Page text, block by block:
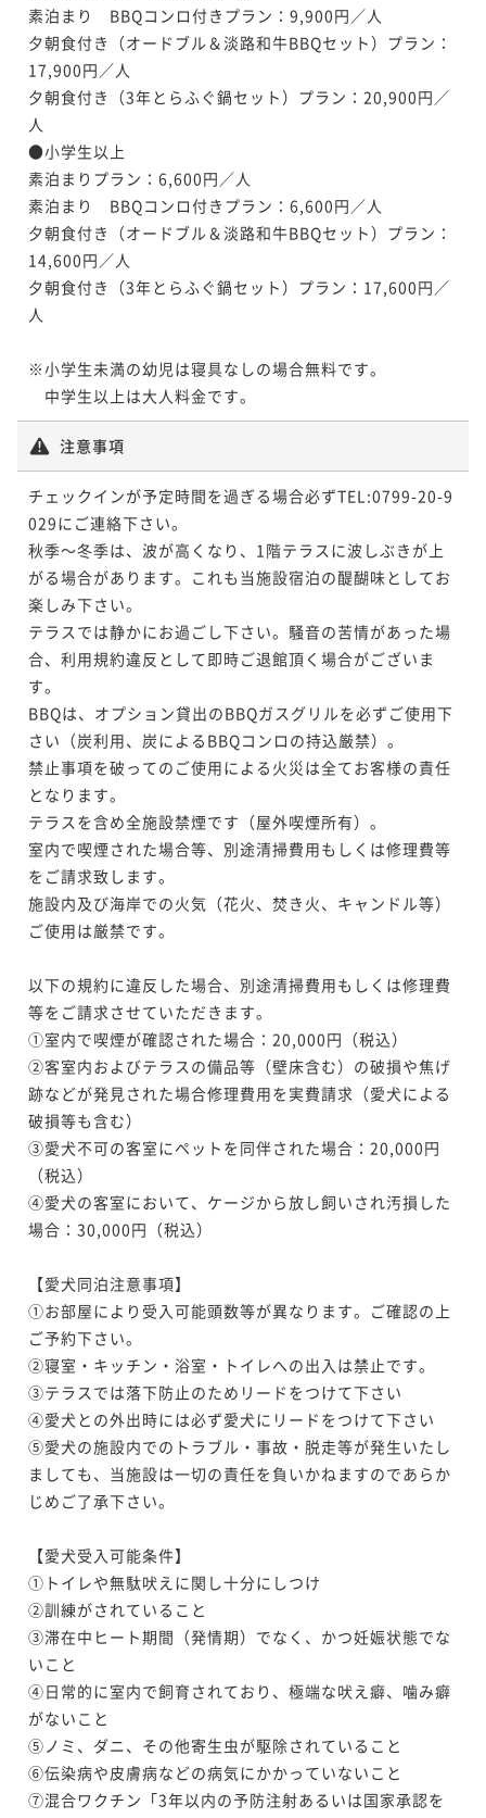
素泊まり　BBQコンロ付きプラン：9,900円／人
夕朝食付き（オードブル＆淡路和牛BBQセット）プラン：
17,900円／人
夕朝食付き（3年とらふぐ鍋セット）プラン：20,900円／
人
●小学生以上
素泊まりプラン：6,600円／人
素泊まり　BBQコンロ付きプラン：6,600円／人
夕朝食付き（オードブル＆淡路和牛BBQセット）プラン：
14,600円／人
夕朝食付き（3年とらふぐ鍋セット）プラン：17,600円／
人
※小学生未満の幼児は寝具なしの場合無料です。
中学生以上は大人料金です。
注意事項
チェックインが予定時間を過ぎる場合必ずTEL:0799-20-9
029にご連絡下さい。
秋季～冬季は、波が高くなり、1階テラスに波しぶきが上
がる場合があります。これも当施設宿泊の醍醐味としてお
楽しみ下さい。
テラスでは静かにお過ごし下さい。騒音の苦情があった場
合、利用規約違反として即時ご退館頂く場合がございま
す。
BBQは、オプション貸出のBBQガスグリルを必ずご使用下
さい（炭利用、炭によるBBQコンロの持込厳禁）。
禁止事項を破ってのご使用による火災は全てお客様の責任
となります。
テラスを含め全施設禁煙です（屋外喫煙所有）。
室内で喫煙された場合等、別途清掃費用もしくは修理費等
をご請求致します。
施設内及び海岸での火気（花火、焚き火、キャンドル等）
ご使用は厳禁です。
以下の規約に違反した場合、別途清掃費用もしくは修理費
等をご請求させていただきます。
①室内で喫煙が確認された場合：20,000円（税込）
②客室内およびテラスの備品等（壁床含む）の破損や焦げ
跡などが発見された場合修理費用を実費請求（愛犬による
破損等も含む）
③愛犬不可の客室にペットを同伴された場合：20,000円
（税込）
④愛犬の客室において、ケージから放し飼いされ汚損した
場合：30,000円（税込）
【愛犬同泊注意事項】
①お部屋により受入可能頭数等が異なります。ご確認の上
ご予約下さい。
②寝室・キッチン・浴室・トイレへの出入は禁止です。
③テラスでは落下防止のためリードをつけて下さい
④愛犬との外出時には必ず愛犬にリードをつけて下さい
⑤愛犬の施設内でのトラブル・事故・脱走等が発生いたし
ましても、当施設は一切の責任を負いかねますのであらか
じめご了承下さい。
【愛犬受入可能条件】
①トイレや無駄吠えに関し十分にしつけ
②訓練がされていること
③滞在中ヒート期間（発情期）でなく、かつ妊娠状態でな
いこと
④日常的に室内で飼育されており、極端な吠え癖、噛み癖
がないこと
⑤ノミ、ダニ、その他寄生虫が駆除されていること
⑥伝染病や皮膚病などの病気にかかっていないこと
⑦混合ワクチン「3年以内の予防注射あるいは国家承認を